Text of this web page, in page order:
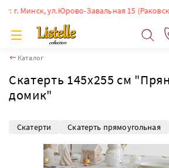
Минск, ул.Юрово-Завальная 15
Каталог
Скатерть 145х255 см
домик"
Скатерти Скатерть прямоугольная